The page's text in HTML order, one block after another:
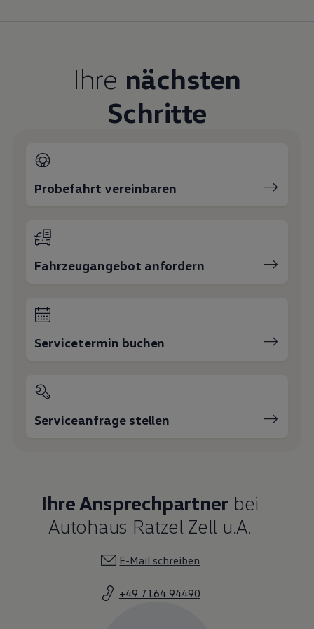
Volkswagen R
Pannen- und Unfallhilfe
Volkswagen Kundenbetreuung
Ihre nächsten
Schritte
Probefahrt vereinbaren
Fahrzeugangebot anfordern
Servicetermin buchen
Serviceanfrage stellen
Ihre Ansprechpartner bei
Autohaus Ratzel Zell u.A.
E-Mail schreiben
+49 7164 94490